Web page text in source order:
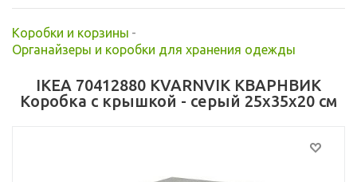
Коробки и корзины -
Органайзеры и коробки для хранения одежды
IKEA 70412880 KVARNVIK КВАРНВИК
Коробка с крышкой - серый 25x35x20 см